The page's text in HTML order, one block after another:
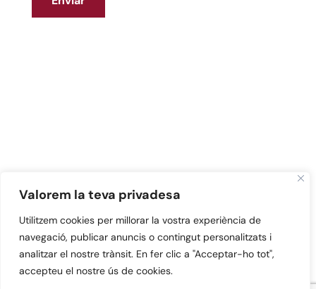
Valorem la teva privadesa
Utilitzem cookies per millorar la vostra experiència de
navegació, publicar anuncis o contingut personalitzats i
analitzar el nostre trànsit. En fer clic a "Acceptar-ho tot",
accepteu el nostre ús de cookies.